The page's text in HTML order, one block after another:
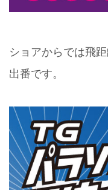
ショアからでは飛
出番です。